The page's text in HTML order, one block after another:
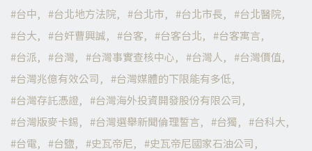
台中
台北地方法院 台北市 台北市長
台北醫院
台大
台奸曹興誠 台客 台客台北
台客寓言
台派
台灣 台灣事實查核中心 台灣人
台灣價值
台灣兆億有效公司
台灣媒體的下限能有多低
台灣存託憑證
台灣海外投資開發股份有限公司
台灣版麥卡錫
台灣選舉新聞倫理誓言 台獨
台科大
台電
台鹽 史瓦帝尼
史瓦帝尼國家石油公司